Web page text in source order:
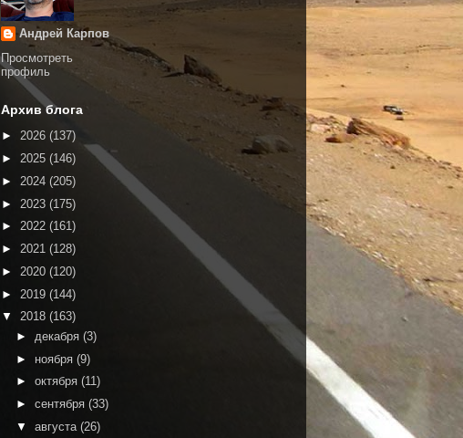
Андрей Карпов
Просмотреть
профиль
Архив блога
► 2026 (137)
► 2025 (146)
► 2024 (205)
► 2023 (175)
► 2022 (161)
► 2021 (128)
► 2020 (120)
► 2019 (144)
▼ 2018 (163)
► декабря (3)
► ноября (9)
► октября (11)
► сентября (33)
▼ августа (26)